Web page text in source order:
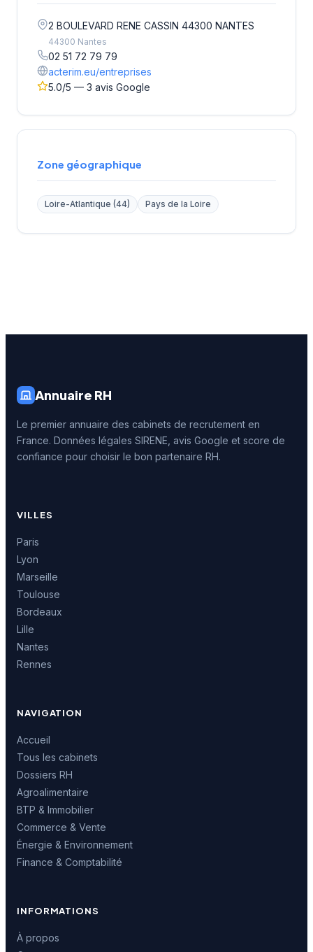
2 BOULEVARD RENE CASSIN 44300 NANTES
44300 Nantes
02 51 72 79 79
acterim.eu/entreprises
5.0/5 — 3 avis Google
Zone géographique
Loire-Atlantique (44) Pays de la Loire
Annuaire RH
Le premier annuaire des cabinets de recrutement en
France. Données légales SIRENE, avis Google et score de
confiance pour choisir le bon partenaire RH.
VILLES
Paris
Lyon
Marseille
Toulouse
Bordeaux
Lille
Nantes
Rennes
NAVIGATION
Accueil
Tous les cabinets
Dossiers RH
Agroalimentaire
BTP & Immobilier
Commerce & Vente
Énergie & Environnement
Finance & Comptabilité
INFORMATIONS
À propos